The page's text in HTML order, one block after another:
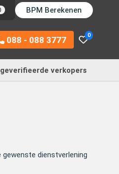
BPM Berekenen
0
088 - 088 3777
verkopers
dienstverlening